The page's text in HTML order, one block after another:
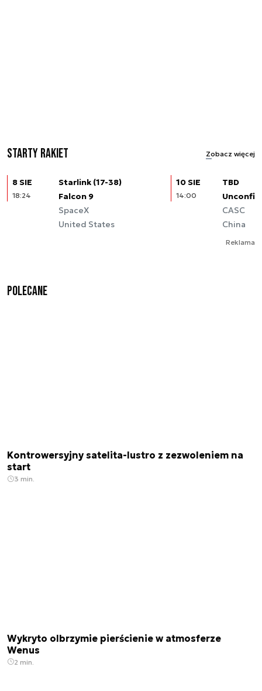
Starty rakiet Zobacz więcej
8 SIE
18:24
Starlink (17-38)
Falcon 9
SpaceX
United States
10 SIE
14:00
TBD
CASC
China
Reklama
Polecane
Kontrowersyjny satelita-lustro z zezwoleniem na
start
3 min.
Wykryto olbrzymie pierścienie w atmosferze
Wenus
2 min.